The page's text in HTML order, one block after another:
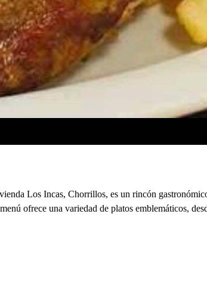
Los Incas, Chorrillos, es un rincón
ofrece una variedad de platos emblemáticos,